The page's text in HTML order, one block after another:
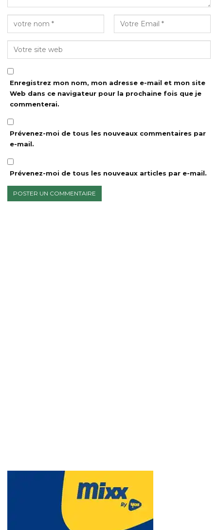
Enregistrez mon nom, mon adresse e-mail et mon site
Web dans ce navigateur pour la prochaine fois que je
commenterai.
Prévenez-moi de tous les nouveaux commentaires par
e-mail.
Prévenez-moi de tous les nouveaux articles par e-mail.